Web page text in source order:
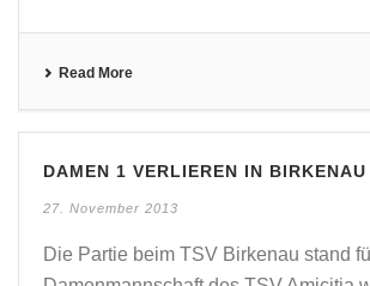
Read More
DAMEN 1 VERLIEREN IN BIRKENAU
27. November 2013
Die Partie beim TSV Birkenau stand